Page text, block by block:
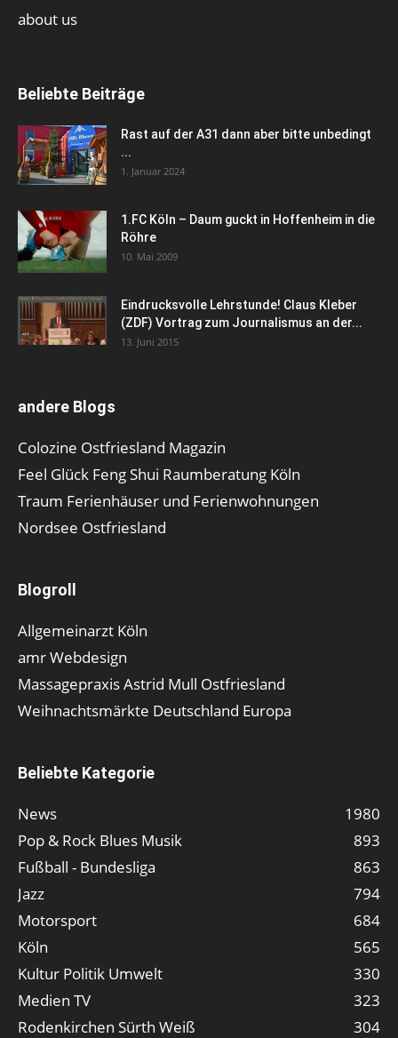
about us
Beliebte Beiträge
Rast auf der A31 dann aber bitte unbedingt
...
1. Januar 2024
1.FC Köln – Daum guckt in Hoffenheim in die
Röhre
10. Mai 2009
Eindrucksvolle Lehrstunde! Claus Kleber
(ZDF) Vortrag zum Journalismus an der...
13. Juni 2015
andere Blogs
Colozine Ostfriesland Magazin
Feel Glück Feng Shui Raumberatung Köln
Traum Ferienhäuser und Ferienwohnungen
Nordsee Ostfriesland
Blogroll
Allgemeinarzt Köln
amr Webdesign
Massagepraxis Astrid Mull Ostfriesland
Weihnachtsmärkte Deutschland Europa
Beliebte Kategorie
News
1980
Pop & Rock Blues Musik
893
Fußball - Bundesliga
863
Jazz
794
Motorsport
684
Köln
565
Kultur Politik Umwelt
330
Medien TV
323
Rodenkirchen Sürth Weiß
304